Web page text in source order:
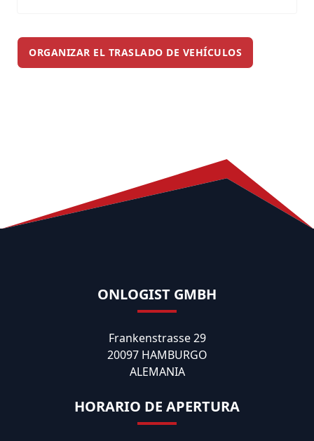
ORGANIZAR EL TRASLADO DE VEHÍCULOS
ONLOGIST GMBH
Frankenstrasse 29
20097 HAMBURGO
ALEMANIA
HORARIO DE APERTURA